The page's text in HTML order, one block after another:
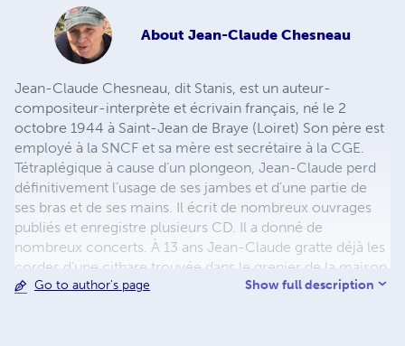
About Jean-Claude Chesneau
Jean-Claude Chesneau, dit Stanis, est un auteur-
compositeur-interprète et écrivain français, né le 2
octobre 1944 à Saint-Jean de Braye (Loiret) Son père est
employé à la SNCF et sa mère est secrétaire à la CGE.
Tétraplégique à cause d’un plongeon, Jean-Claude perd
définitivement l’usage de ses jambes et d’une partie de
ses bras et de ses mains. Il écrit de nombreux ouvrages
publiés et enregistre plusieurs CD. Il a donné de
nombreux concerts. À 13 ans Jean-Claude gratte déjà les
cordes d’une cithare trouvée dans le grenier de la maison
familiale. Ses parents lui offrent une guitare avec des
Go to author's page Show full description